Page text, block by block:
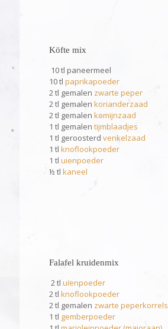
Köfte mix
10 tl paneermeel
10 tl paprikapoeder
2 tl gemalen zwarte peper
2 tl gemalen korianderzaad
2 tl gemalen komijnzaad
1 tl gemalen tijmblaadjes
1 tl geroosterd venkelzaad
1 tl knoflookpoeder
1 tl uienpoeder
½ tl kaneel
Falafel kruidenmix
2 tl uienpoeder
2 tl knoflookpoeder
2 tl gemalen zwarte peperkorrels
1 tl gemberpoeder